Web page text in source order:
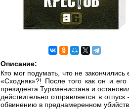
Описание:
Кто мог подумать, что не
«Сходняк»?! После того как он и его
президента Туркменистана и
действительно отправляется в
обвинению в преднамеренном